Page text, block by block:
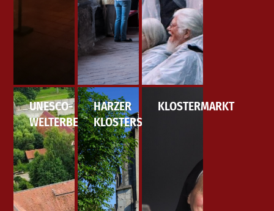
UNESCO-
WELTERBETAG
HARZER
KLOSTERSOMMER
KLOSTERMARKT